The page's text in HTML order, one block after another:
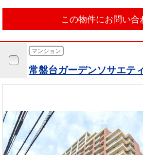
この物件にお問い合
マンション
常盤台ガーデンソサエテ